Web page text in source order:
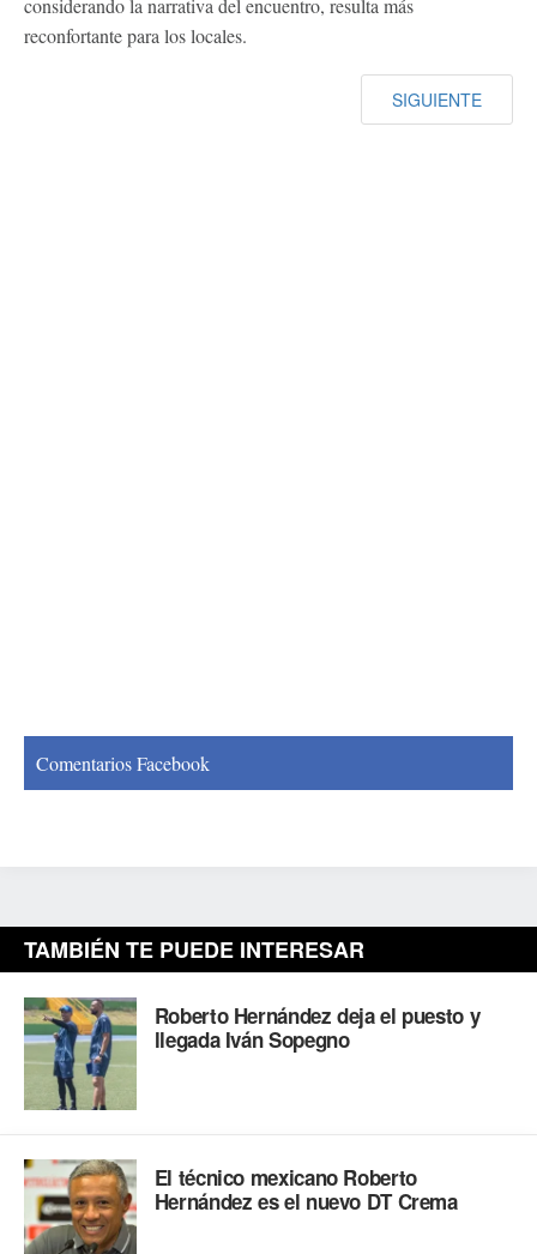
considerando la narrativa del encuentro, resulta más
reconfortante para los locales.
SIGUIENTE
Comentarios Facebook
TAMBIÉN TE PUEDE INTERESAR
Roberto Hernández deja el puesto y
llegada Iván Sopegno
El técnico mexicano Roberto
Hernández es el nuevo DT Crema